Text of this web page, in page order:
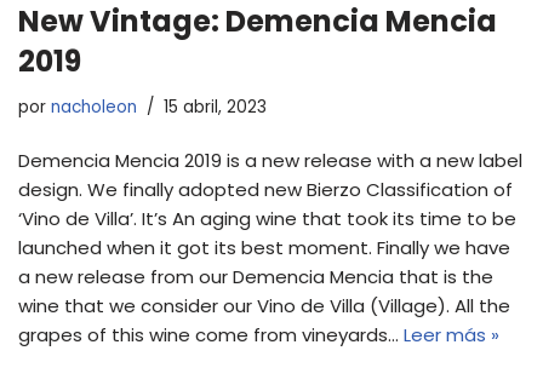
New Vintage: Demencia Mencia
2019
por nacholeon 15 abril, 2023
Demencia Mencia 2019 is a new release with a new label
design. We finally adopted new Bierzo Classification of
‘Vino de Villa’. It’s An aging wine that took its time to be
launched when it got its best moment. Finally we have
a new release from our Demencia Mencia that is the
wine that we consider our Vino de Villa (Village). All the
grapes of this wine come from vineyards… Leer más »